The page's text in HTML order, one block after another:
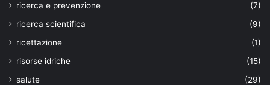
ricerca e prevenzione
(7)
ricerca scientifica
(9)
ricettazione
(1)
risorse idriche
(15)
salute
(29)